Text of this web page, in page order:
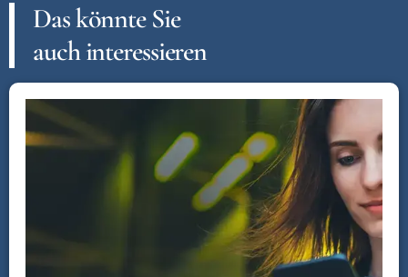
Das könnte Sie
auch interessieren